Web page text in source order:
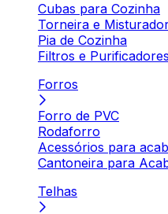
Cubas para Cozinha
Torneira e
Pia de Cozinha
Filtros e Purificadores
Forros
Forro de PVC
Rodaforro
Acessórios para
Cantoneira para
Telhas